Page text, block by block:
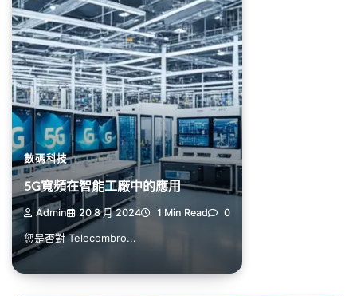
數碼科技
5G寬頻在智能工廠中的應用
Admin 20 8 月 2024 1 Min Read 0
您是否對 Telecombro...